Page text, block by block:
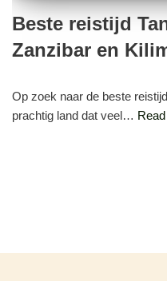
Beste reistijd
Zanzibar en
Op zoek naar de beste
prachtig land dat veel…